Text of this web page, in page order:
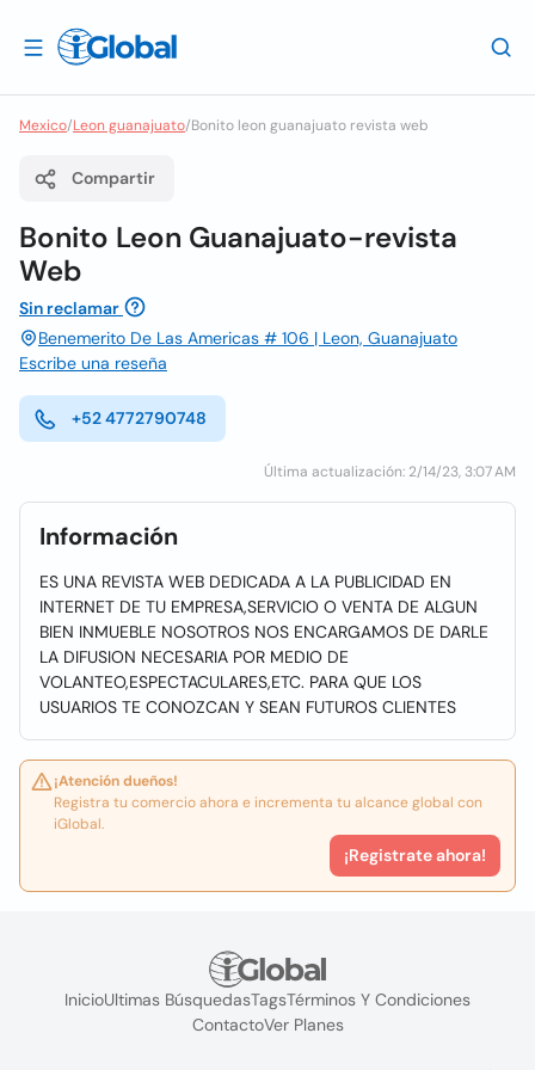
Mexico/Leon guanajuato/Bonito leon guanajuato revista web
Compartir
Bonito Leon Guanajuato-revista
Web
Sin reclamar
Benemerito De Las Americas # 106 | Leon, Guanajuato
Escribe una reseña
+52 4772790748
Última actualización: 2/14/23, 3:07 AM
Información
ES UNA REVISTA WEB DEDICADA A LA PUBLICIDAD EN
INTERNET DE TU EMPRESA,SERVICIO O VENTA DE ALGUN
BIEN INMUEBLE NOSOTROS NOS ENCARGAMOS DE DARLE
LA DIFUSION NECESARIA POR MEDIO DE
VOLANTEO,ESPECTACULARES,ETC. PARA QUE LOS
USUARIOS TE CONOZCAN Y SEAN FUTUROS CLIENTES
¡Atención dueños!
Registra tu comercio ahora e incrementa tu alcance global con
iGlobal.
¡Registrate ahora!
InicioUltimas BúsquedasTagsTérminos Y Condiciones
ContactoVer Planes